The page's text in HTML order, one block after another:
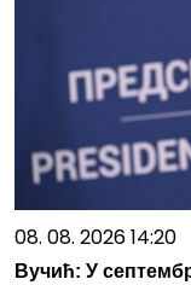
08. 08. 2026 14:20
Вучић: У